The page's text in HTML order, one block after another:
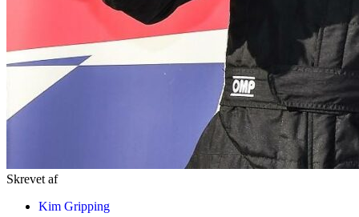
Skrevet af
Kim Gripping